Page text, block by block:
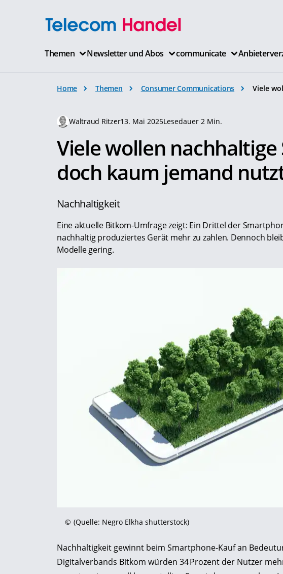
Themen Newsletter und Abos communicate
Home Themen Consumer Communications Viele
Waltraud Ritzer13. Mai 2025Lesedauer 2 Min.
Viele wollen
doch kaum jemand
Nachhaltigkeit
Eine aktuelle Bitkom-Umfrage zeigt: Ein Drittel der
nachhaltig produziertes Gerät mehr zu zahlen. Dennoch
Modelle gering.
© (Quelle: Negro Elkha shutterstock)
Nachhaltigkeit gewinnt beim Smartphone-Kauf an
Digitalverbands Bitkom würden 34 Prozent der Nutzer